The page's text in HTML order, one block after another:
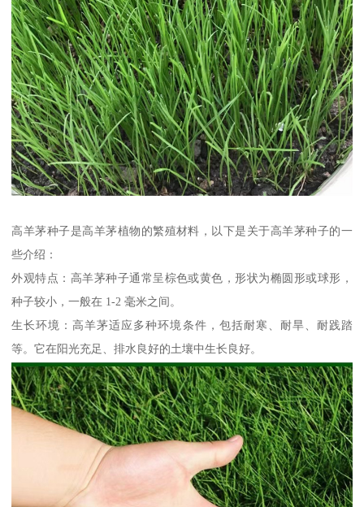
高羊茅种子是高羊茅植物的繁殖材料，以下是关于高羊茅种子的一
些介绍：
外观特点：高羊茅种子通常呈棕色或黄色，形状为椭圆形或球形，
种子较小，一般在 1-2 毫米之间。
生长环境：高羊茅适应多种环境条件，包括耐寒、耐旱、耐践踏
等。它在阳光充足、排水良好的土壤中生长良好。